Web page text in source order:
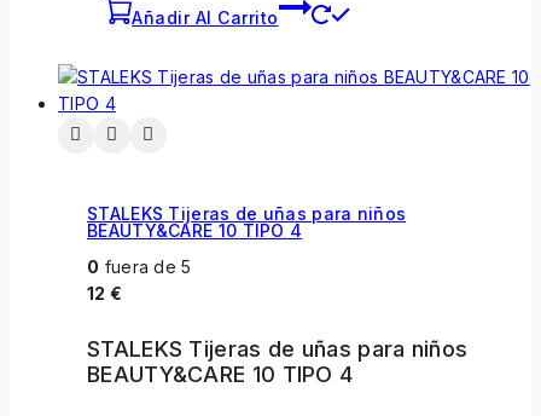
Añadir Al Carrito
STALEKS Tijeras de uñas para niños
BEAUTY&CARE 10 TIPO 4
0 fuera de 5
12 €
STALEKS Tijeras de uñas para niños
BEAUTY&CARE 10 TIPO 4